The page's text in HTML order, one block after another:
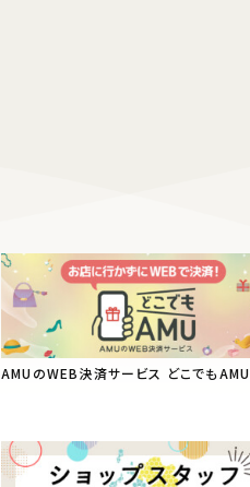
AMUのWEB決済サービス どこでもAMU